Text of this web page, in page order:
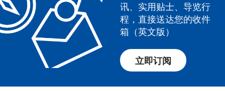
讯、实用贴士、导览行
程，直接送达您的收件
箱（英文版）
立即订阅